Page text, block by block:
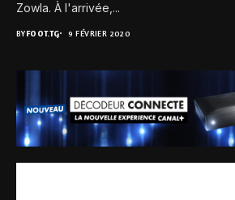
Zowla. À l'arrivée,...
BYFOOT.TG 9 FÉVRIER 2020